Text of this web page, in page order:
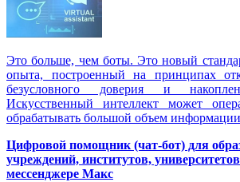
Это больше, чем боты. Это новый
опыта, построенный на принципах
безусловного доверия и
Искусственный интеллект может
обрабатывать большой объем
Цифровой помощник (чат-бот) для
учреждений, институтов,
мессенджере Макс